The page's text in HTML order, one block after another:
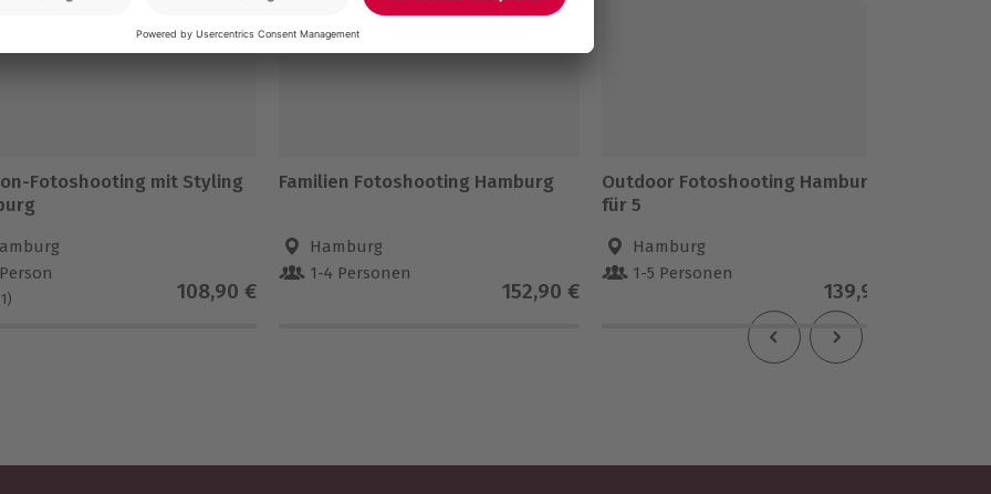
Fotoshooting mit Styling
108,90 €
Familien Fotoshooting Hamburg
Hamburg
1-4 Personen
152,90 €
Outdoor Fotoshooting Hamburg
für 5
Hamburg
1-5 Personen
139,90 €